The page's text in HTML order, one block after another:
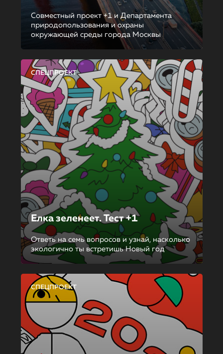
Совместный проект +1 и Департамента
природопользования и охраны
окружающей среды города Москвы
СПЕЦПРОЕКТ
Елка зеленеет. Тест +1
Ответь на семь вопросов и узнай, насколько
экологично ты встретишь Новый год
СПЕЦПРОЕКТ